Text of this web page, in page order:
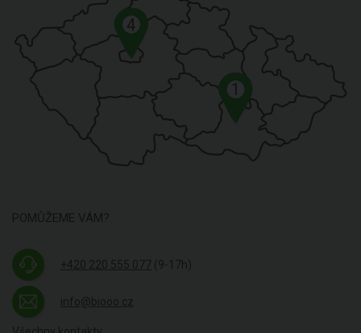
1
4
POMŮŽEME VÁM?
+420 220 555 077 (9-17h)
info@biooo.cz